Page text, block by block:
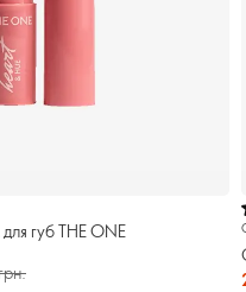
губ THE ONE